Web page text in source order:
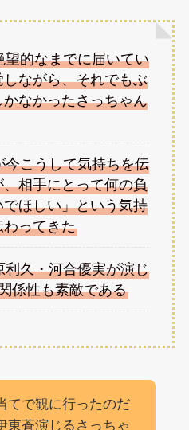
望的なまでに届いてい
ながら、それでもぶ
なかったさっちゃん
今こうして気持ちを伝
相手にとって何の負
ほしい」という気持
ってきた
利久・河合優実が演じ
係性も素敵である
てで観に行ったのだ
東蒼演じるさっちゃ